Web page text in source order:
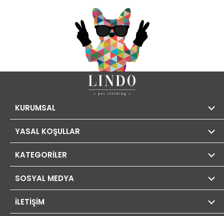
KURUMSAL
YASAL KOŞULLAR
KATEGORİLER
SOSYAL MEDYA
İLETİŞİM